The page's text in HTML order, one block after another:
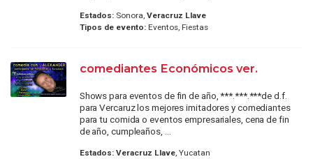
Estados:Sonora, Veracruz Llave
Tipos de evento:Eventos, Fiestas
comediantes Económicos ver.
Shows para eventos de fin de año, ***.***.***de d.f.
para Vercaruz los mejores imitadores y comediantes
para tu comida o eventos empresariales, cena de fin
de año, cumpleaños, ...
Estados: Veracruz Llave, Yucatan